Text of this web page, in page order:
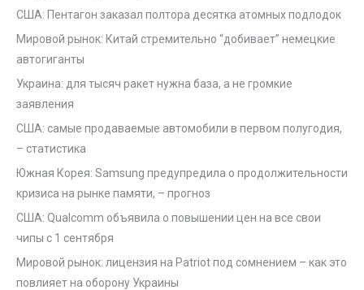
США: Пентагон заказал полтора десятка атомных подлодок
Мировой рынок: Китай стремительно “добивает” немецкие
автогиганты
Украина: для тысяч ракет нужна база, а не громкие
заявления
США: самые продаваемые автомобили в первом полугодия,
– статистика
Южная Корея: Samsung предупредила о продолжительности
кризиса на рынке памяти, – прогноз
США: Qualcomm объявила о повышении цен на все свои
чипы с 1 сентября
Мировой рынок: лицензия на Patriot под сомнением – как это
повлияет на оборону Украины